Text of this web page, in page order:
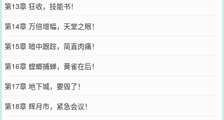
第13章 狂收，技能书！
第14章 万倍增幅，天堂之眼！
第15章 暗中跟踪，简直肉痛！
第16章 螳螂捕蝉，黄雀在后！
第17章 地下城，要毁了！
第18章 辉月市，紧急会议！